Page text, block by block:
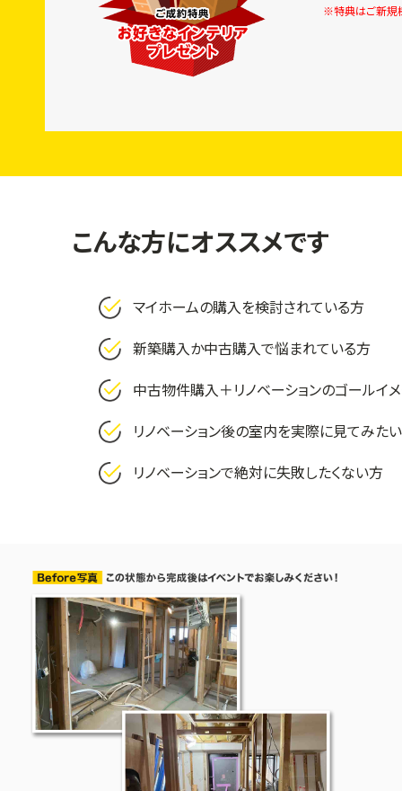
※特典はご新規
こんな方にオススメです
マイホームの購入を検討されている方
新築購入か中古購入で悩まれている方
中古物件購入＋リノベーションのゴールイ
リノベーション後の室内を実際に見てみた
リノベーションで絶対に失敗したくない方